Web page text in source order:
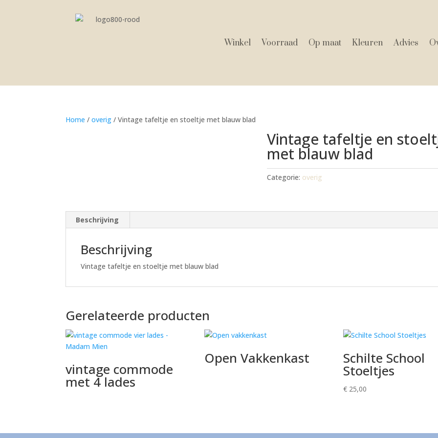
Winkel Voorraad Op maat Kleuren Advies
Home /overig / Vintage tafeltje en stoeltje met blauw blad
Vintage tafeltje en
met blauw blad
Categorie: overig
Beschrijving
Beschrijving
Vintage tafeltje en stoeltje met blauw blad
Gerelateerde producten
vintage commode
met 4 lades
Open Vakkenkast Schilte School
Stoeltjes
€25,00